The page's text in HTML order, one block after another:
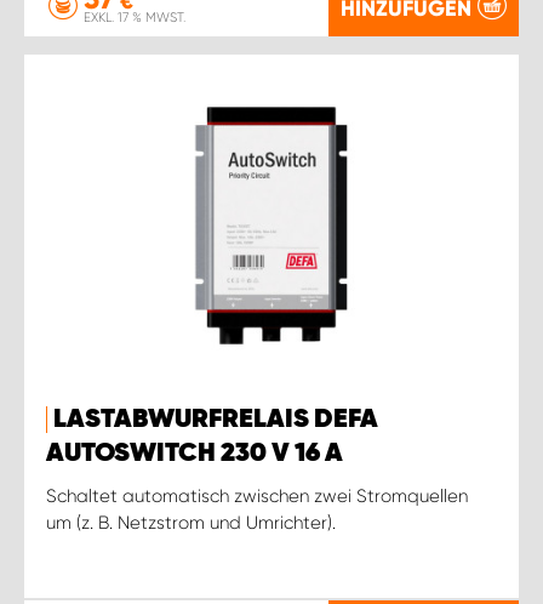
EXKL. 17 % MWST. HINZUFÜGEN
LASTABWURFRELAIS DEFA
AUTOSWITCH 230 V 16 A
Schaltet automatisch zwischen zwei Stromquellen
um (z. B. Netzstrom und Umrichter).